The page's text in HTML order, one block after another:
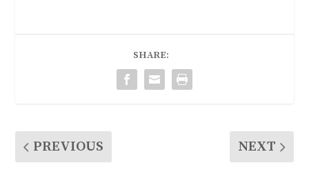
SHARE:
PREVIOUS
NEXT